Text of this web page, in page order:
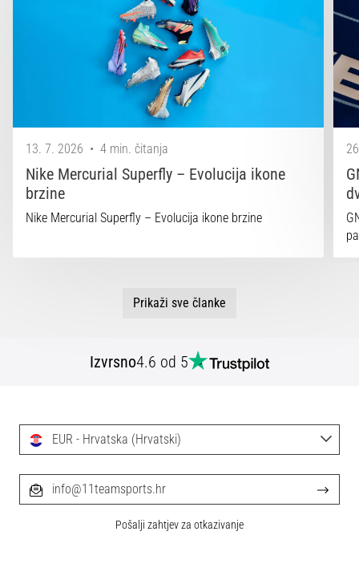
13. 7. 2026 • 4 min. čitanja
Nike Mercurial Superfly – Evolucija ikone
brzine
Nike Mercurial Superfly – Evolucija ikone brzine
Prikaži sve članke
Izvrsno4.6 od 5
EUR - Hrvatska (Hrvatski)
info@11teamsports.hr
Pošalji zahtjev za otkazivanje